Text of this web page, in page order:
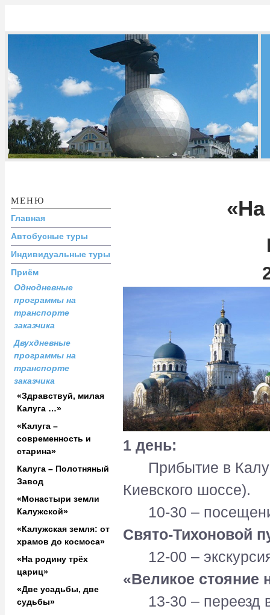
КАЛУЖСКОЕ
БЮРО
ПУТЕШЕСТВИЙ
И ЭКСКУРСИЙ
«На
1 день:
Прибытие в
Киевского шоссе).
10-30 –
Свято-Тихоновой
12-00 –
«Великое стояние
13-30 – переезд
МЕНЮ
Главная
Автобусные туры
Индивидуальные туры
Приём
Однодневные
программы на
транспорте
заказчика
Двухдневные
программы на
транспорте
заказчика
«Здравствуй, милая
Калуга …»
«Калуга –
современность и
старина»
Калуга – Полотняный
Завод
«Монастыри земли
Калужской»
«Калужская земля: от
храмов до космоса»
«На родину трёх
цариц»
«Две усадьбы, две
судьбы»